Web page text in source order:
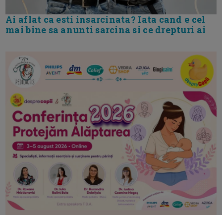
Ai aflat ca esti insarcinata? Iata cand e cel
mai bine sa anunti sarcina si ce drepturi ai